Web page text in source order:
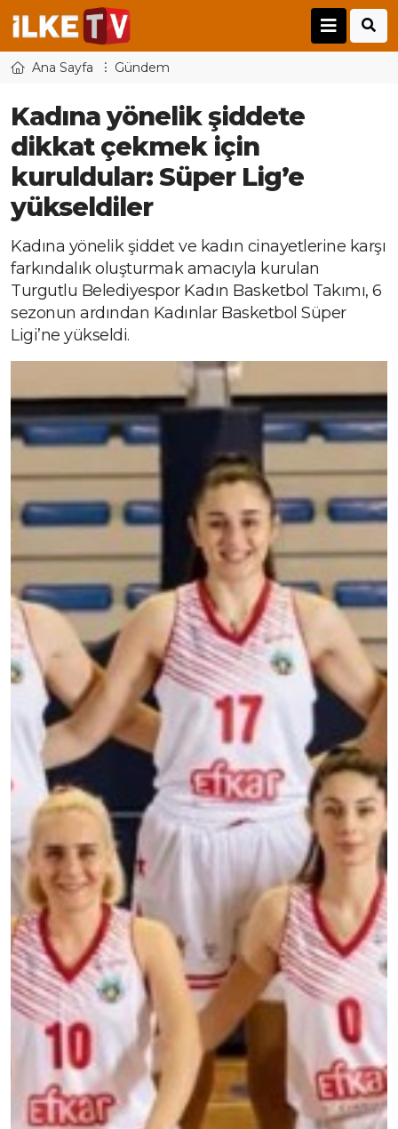
Ana Sayfa Gündem
Kadına yönelik şiddete
dikkat çekmek için
kuruldular: Süper Lig’e
yükseldiler
Kadına yönelik şiddet ve kadın cinayetlerine karşı
farkındalık oluşturmak amacıyla kurulan
Turgutlu Belediyespor Kadın Basketbol Takımı, 6
sezonun ardından Kadınlar Basketbol Süper
Ligi’ne yükseldi.